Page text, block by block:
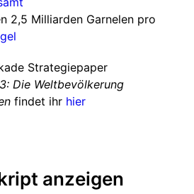
2,5 Milliarden Garnelen pro
Strategiepaper
Die Weltbevölkerung
findet ihr hier
anzeigen